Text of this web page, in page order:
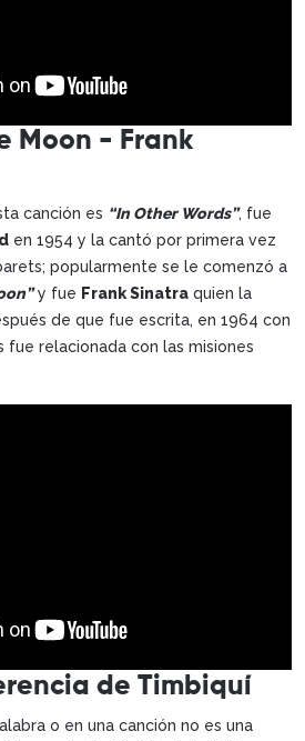
Moon - Frank
canción es “In Other Words”, fue
en 1954 y la cantó por primera vez
popularmente se le comenzó a
y fue Frank Sinatra quien la
de que fue escrita, en 1964 con
fue relacionada con las misiones
de Timbiquí
o en una canción no es una